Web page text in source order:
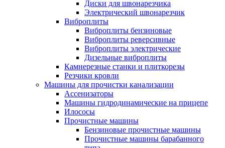
Диски для швонарезчика
Электрический швонарезчик
Виброплиты
Виброплиты бензиновые
Виброплиты реверсивные
Виброплиты электрические
Дизельные виброплиты
Камнерезные станки и плиткорезы
Резчики кровли
Машины для прочистки канализации
Ассенизаторы
Машины гидродинамические на прицепе
Илососы
Прочистные машины
Бензиновые прочистные машины
Прочистные машины барабанного